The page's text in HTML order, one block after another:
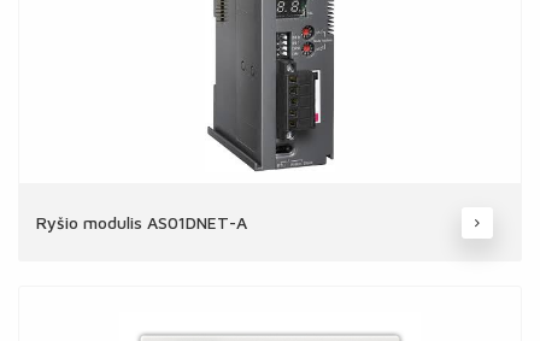
Ryšio modulis AS01DNET-A